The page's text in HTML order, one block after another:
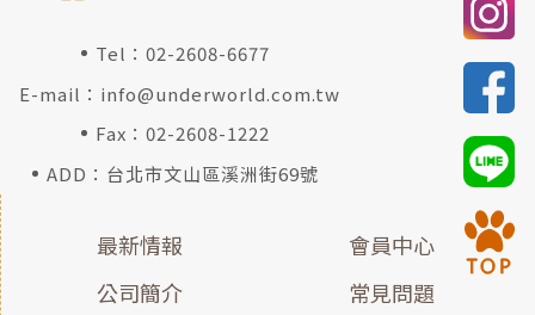
Tel：02-2608-6677
E-mail： info@underworld.com.tw
Fax：02-2608-1222
ADD：台北市文山區溪洲街69號
最新情報
公司簡介
會員中心
常見問題